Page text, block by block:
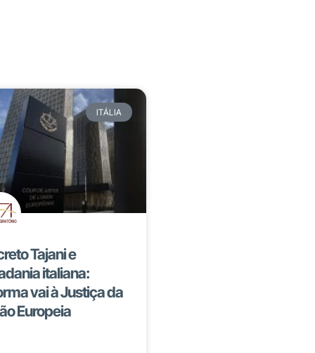
ITÁLIA
Tajani e
italiana:
vai à Justiça da
Europeia